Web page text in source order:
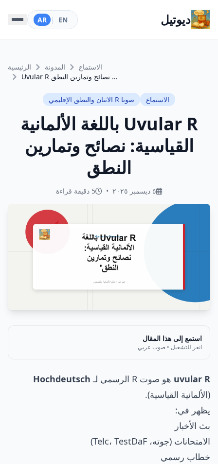
ديوتيل EN
|
AR
الرئيسية المدونة
الاستماع
Uvular R باللغة الألمانية القياسية: نصائح وتمارين النطق
الاستماع صوتا R الاثنان والنطق الإقليمي
Uvular R باللغة الألمانية
القياسية: نصائح وتمارين
النطق
٥ ديسمبر ٢٠٢٥ • 5 دقيقة قراءة
استمع إلى هذا المقال
انقر للتشغيل • صوت عربي
uvular R هو صوت R الرسمي لـ
Hochdeutsch
(الألمانية القياسية).
يظهر في:
بث الأخبار
الامتحانات (جوته، Telc، TestDaF)
خطاب رسمي